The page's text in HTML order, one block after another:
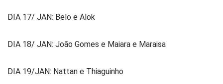
DIA 17/ JAN: Belo e Alok
DIA 18/ JAN: João Gomes e Maiara e Maraisa
DIA 19/JAN: Nattan e Thiaguinho